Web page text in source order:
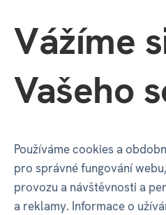
Kostka nebezpečí –
určení dodatečného
Písmeno uvnitř
z rámečků na
Tohle máte napsané v
těch kostkách písmena
Vážíme
Vašeho
Používáme cookies a
pro správné fungování
provozu a návštěvnosti a
a reklamy. Informace o